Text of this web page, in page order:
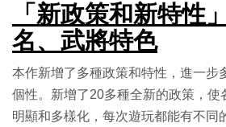
「新政策和新特性
名、武將特色
本作新增了多種政策和特性，進一步
個性。新增了20多種全新的政策，使
明顯和多樣化，每次遊玩都能有不同